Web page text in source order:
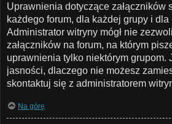
Uprawnienia dotyczące załączników
każdego forum, dla każdej grupy i
Administrator witryny mógł nie
załączników na forum, na którym
uprawnienia tylko niektórym grupom.
jasności, dlaczego nie możesz
skontaktuj się z administratorem
Na górę